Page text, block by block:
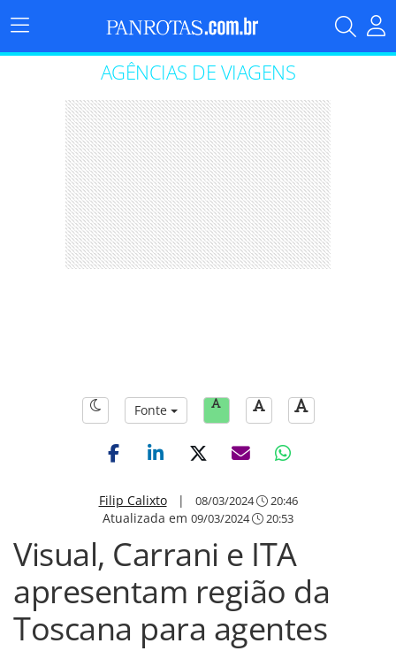
Menu
Principal
AGÊNCIAS DE VIAGENS
Fonte
Filip Calixto| 08/03/2024 20:46
Atualizada em 09/03/2024 20:53
Visual, Carrani e ITA
apresentam região da
Toscana para agentes